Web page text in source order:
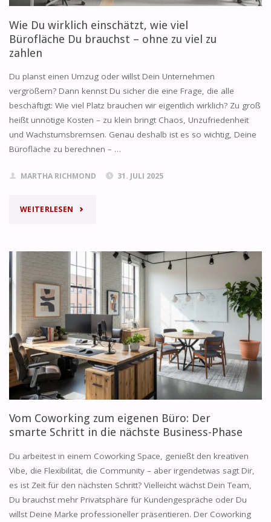
Wie Du wirklich einschätzt, wie viel
Bürofläche Du brauchst – ohne zu viel zu
zahlen
Du planst einen Umzug oder willst Dein Unternehmen
vergrößern? Dann kennst Du sicher die eine Frage, die alle
beschäftigt: Wie viel Platz brauchen wir eigentlich wirklich? Zu groß
heißt unnötige Kosten – zu klein bringt Chaos, Unzufriedenheit
und Wachstumsbremsen. Genau deshalb ist es so wichtig, Deine
Bürofläche zu berechnen – …
MARTHA RICHMOND 31. JULI 2025
WEITERLESEN "WIE
WIRKLICH
EINSCHÄTZT,
WIE
BÜROFLÄCHE
DU
BRAUCHST
–
ZU
VIEL
Vom Coworking zum eigenen Büro: Der
smarte Schritt in die nächste Business-Phase
Du arbeitest in einem Coworking Space, genießt den kreativen
Vibe, die Flexibilität, die Community – aber irgendetwas sagt Dir,
es ist Zeit für den nächsten Schritt? Vielleicht wächst Dein Team,
Du brauchst mehr Privatsphäre für Kundengespräche oder Du
willst Deine Marke professioneller präsentieren. Der Coworking